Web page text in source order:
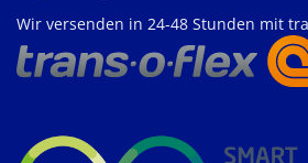
Wir versenden in 24-48 Stunden mit